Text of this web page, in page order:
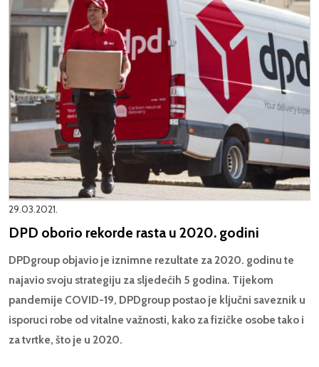
29.03.2021.
DPD oborio rekorde rasta u 2020. godini
DPDgroup objavio je iznimne rezultate za 2020. godinu te
najavio svoju strategiju za sljedećih 5 godina. Tijekom
pandemije COVID-19, DPDgroup postao je ključni saveznik u
isporuci robe od vitalne važnosti, kako za fizičke osobe tako i
za tvrtke, što je u 2020.